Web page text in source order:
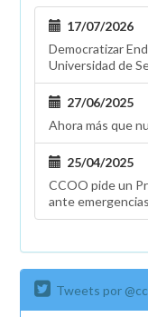
las
que
llevado
a
a
en
17/07/2026
Democratizar
Universidad de
27/06/2025
Ahora más que
25/04/2025
CCOO pide un
ante
Tweets por